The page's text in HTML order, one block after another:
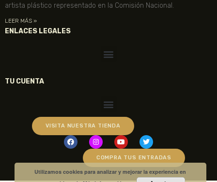
artista plástico representado en la Comisión Nacional.
LEER MÁS »
ENLACES LEGALES
TU CUENTA
VISITA NUESTRA TIENDA
COMPRA TUS ENTRADAS
Utilizamos cookies para analizar y mejorar la experiencia en